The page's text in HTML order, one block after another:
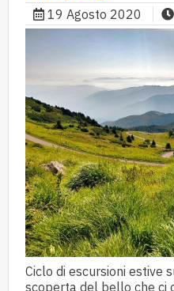
19 Agosto 2020
Ciclo di escursioni estive
scoperta del bello che ci